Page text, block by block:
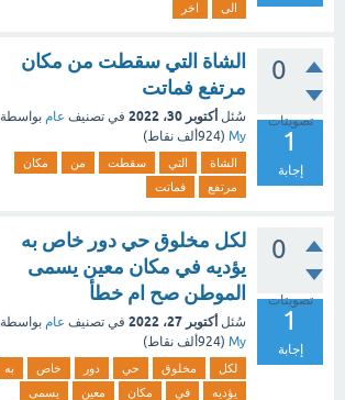
الى
اخر
0
تصويتات
1
إجابة
الشاة التي سقطت من مكان
مرتفع فماتت
سُئل أكتوبر 30، 2022 في تصنيف عام بواسطة
My
(924ألف نقاط)
الشاة التي سقطت من
مكان
مرتفع
فماتت
0
تصويتات
1
إجابة
لكل مخلوق حي دور خاص به
يؤديه في مكان معين يسمى
الموطن صح ام خطأ
سُئل أكتوبر 27، 2022 في تصنيف عام بواسطة
My
(924ألف نقاط)
لكل مخلوق حي دور خاص
به
يؤديه
في مكان معين
يسمى